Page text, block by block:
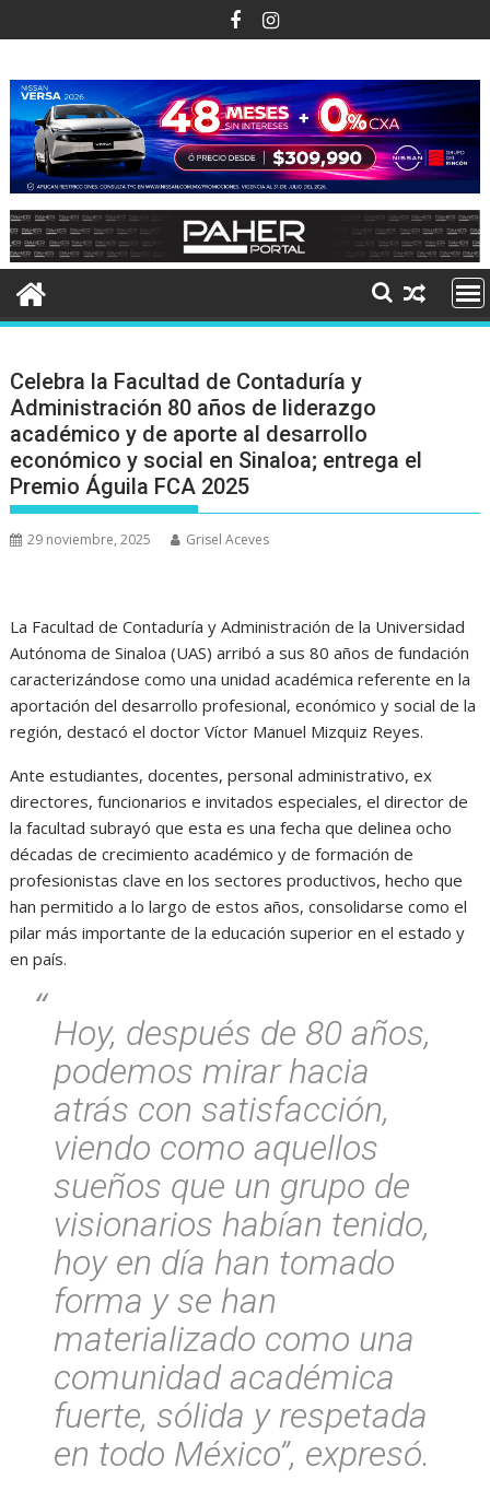
al
Celebra la Facultad de Contaduría y
Administración 80 años de liderazgo
académico y de aporte al desarrollo
económico y social en Sinaloa; entrega el
Premio Águila FCA 2025
29 noviembre, 2025 Grisel Aceves
La Facultad de Contaduría y Administración de la Universidad
Autónoma de Sinaloa (UAS) arribó a sus 80 años de fundación
caracterizándose como una unidad académica referente en la
aportación del desarrollo profesional, económico y social de la
región, destacó el doctor Víctor Manuel Mizquiz Reyes.
Ante estudiantes, docentes, personal administrativo, ex
directores, funcionarios e invitados especiales, el director de
la facultad subrayó que esta es una fecha que delinea ocho
décadas de crecimiento académico y de formación de
profesionistas clave en los sectores productivos, hecho que
han permitido a lo largo de estos años, consolidarse como el
pilar más importante de la educación superior en el estado y
en país.
Hoy, después de 80 años,
podemos mirar hacia
atrás con satisfacción,
viendo como aquellos
sueños que un grupo de
visionarios habían tenido,
hoy en día han tomado
forma y se han
materializado como una
comunidad académica
fuerte, sólida y respetada
en todo México”, expresó.